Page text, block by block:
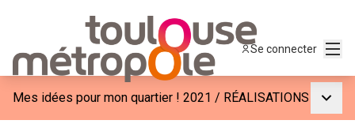
Se connecter
Mes idées pour mon quartier ! 2021 / RÉALISATIONS